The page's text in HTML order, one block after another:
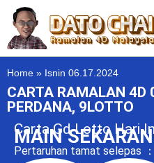
Home » Isnin 06.17.2024
CARTA RAMALAN 4D
PERDANA, 9LOTTO
Carta Gd Lotto Hari
MAIN
Pertaruhan tamat selepas ：